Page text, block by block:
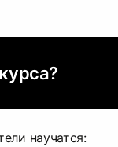
научатся: